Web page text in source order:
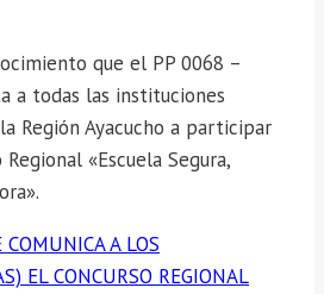
que el PP 0068 –
a todas las instituciones
Región Ayacucho a participar
«Escuela Segura,
COMUNICA A LOS
EL CONCURSO REGIONAL